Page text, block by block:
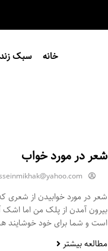
خانه سبک
شعر در مورد خواب
شعر در مورد خوابیدن از شعری
بیرون آمدن از پلک من اما
است و شما برای خود خوشایند
مطالعه بیشتر